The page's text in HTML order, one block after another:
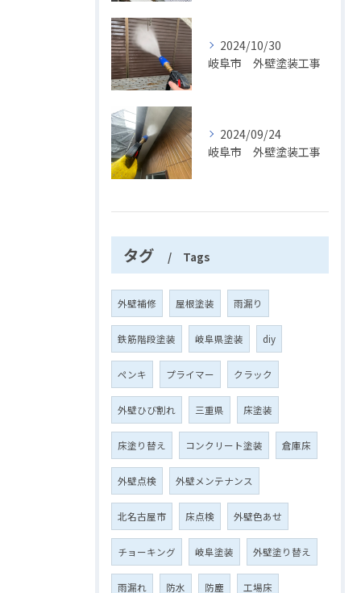
2024/10/30
岐阜市 外壁塗装工事
2024/09/24
岐阜市 外壁塗装工事
タグ Tags
外壁補修 屋根塗装 雨漏り
鉄筋階段塗装 岐阜県塗装 diy
ペンキ プライマー クラック
外壁ひび割れ 三重県 床塗装
床塗り替え コンクリート塗装 倉庫床
外壁点検 外壁メンテナンス
北名古屋市 床点検 外壁色あせ
チョーキング 岐阜塗装 外壁塗り替え
雨漏れ 防水 防塵 工場床